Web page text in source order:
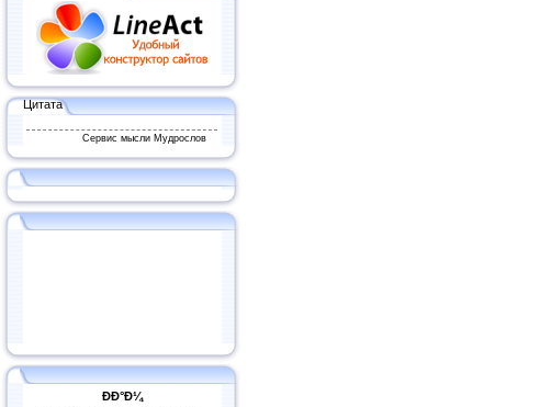
Цитата
Сервис мысли Мудрослов
ÐÐ°Ð¼